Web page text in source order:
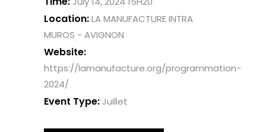
Location:LA MANUFACTURE INTRA
MUROS - AVIGNON
Website:
https://lamanufacture.org/programmation-
2024/
Event Type: Juillet